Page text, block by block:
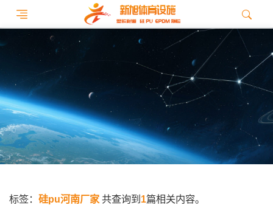
标签： 硅pu河南厂家 共查询到 1篇相关内容。